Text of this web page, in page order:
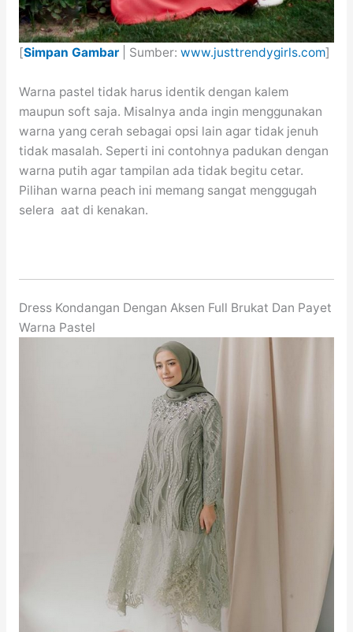
[Simpan Gambar| Sumber: www.justtrendygirls.com]
Warna pastel tidak harus identik dengan kalem
maupun soft saja. Misalnya anda ingin menggunakan
warna yang cerah sebagai opsi lain agar tidak jenuh
tidak masalah. Seperti ini contohnya padukan dengan
warna putih agar tampilan ada tidak begitu cetar.
Pilihan warna peach ini memang sangat menggugah
selera aat di kenakan.
Dress Kondangan Dengan Aksen Full Brukat Dan Payet
Warna Pastel